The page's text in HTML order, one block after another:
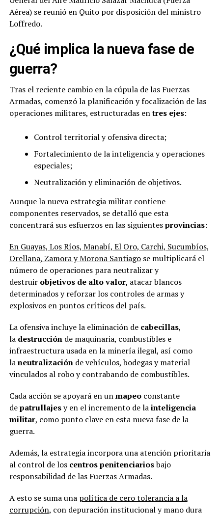
Aérea) se reunió en Quito por disposición del ministro
Loffredo.
¿Qué implica la nueva fase de
guerra?
Tras el reciente cambio en la cúpula de las Fuerzas
Armadas, comenzó la planificación y focalización de las
operaciones militares, estructuradas entres ejes:
Control territorial y ofensiva directa;
Fortalecimiento de la inteligencia y operaciones
especiales;
Neutralización y eliminación de objetivos.
Aunque la nueva estrategia militar contiene
componentes reservados, se detalló que esta
concentrará sus esfuerzos en las siguientesprovincias:
En Guayas, Los Ríos, Manabí, El Oro, Carchi, Sucumbíos,
Orellana, Zamora y Morona Santiagose multiplicará el
número de operaciones para neutralizar y
destruir objetivos de alto valor, atacar blancos
determinados y reforzar los controles de armas y
explosivos en puntos críticos del país.
La ofensiva incluye la eliminación de cabecillas,
la destrucción de maquinaria, combustibles e
infraestructura usada en la minería ilegal, así como
laneutralización de vehículos, bodegas y material
vinculados al robo y contrabando de combustibles.
Cada acción se apoyará en unmapeo constante
depatrullajesy en el incremento de lainteligencia
militar, como punto clave en esta nueva fase de la
guerra.
Además, la estrategia incorpora una atención prioritaria
al control de los centros penitenciariosbajo
responsabilidad de las Fuerzas Armadas.
A esto se suma una política de cero tolerancia a la
corrupción, con depuración institucional y mano dura